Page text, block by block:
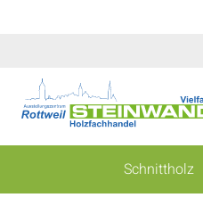
Schnittholz